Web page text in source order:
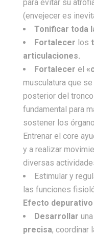
para evitar su
(envejecer es
Tonificar toda
Fortalecer los
articulaciones.
Fortalecer el
musculatura que
posterior del
fundamental para
sostener los
Entrenar el core
y a realizar
diversas
Estimular y
las funciones
Efecto
Desarrollar una
precisa, coordinar